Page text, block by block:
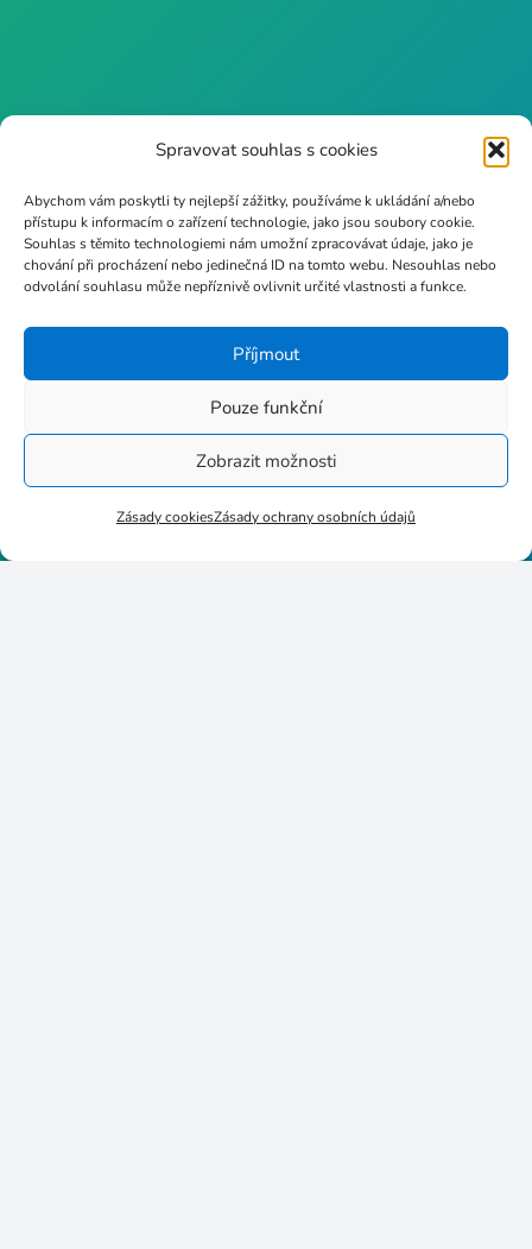
Spravovat souhlas s cookies
Abychom vám poskytli ty nejlepší zážitky, používáme k ukládání a/nebo
přístupu k informacím o zařízení technologie, jako jsou soubory cookie.
Souhlas s těmito technologiemi nám umožní zpracovávat údaje, jako je
chování při procházení nebo jedinečná ID na tomto webu. Nesouhlas nebo
odvolání souhlasu může nepříznivě ovlivnit určité vlastnosti a funkce.
Příjmout
Pouze funkční
Zobrazit možnosti
Zásady cookiesZásady ochrany osobních údajů
CENTRUM-VZDĚLÁVÁNÍ.CZ
info@poc-sluzba.cz
+420 724 189 681